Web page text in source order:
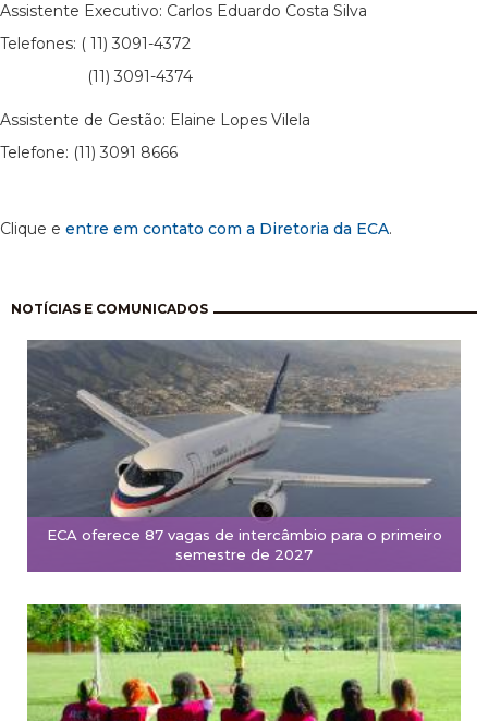
Assistente Executivo: Carlos Eduardo Costa Silva
Telefones: ( 11) 3091-4372
(11) 3091-4374
Assistente de Gestão: Elaine Lopes Vilela
Telefone: (11) 3091 8666
Clique e entre em contato com a Diretoria da ECA.
NOTÍCIAS E COMUNICADOS
ECA oferece 87 vagas de intercâmbio para o primeiro
semestre de 2027
Pagination